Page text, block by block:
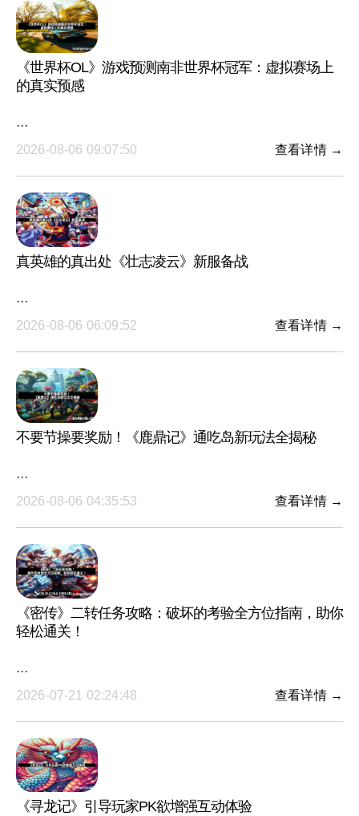
《世界杯OL》游戏预测南非世界杯冠军：虚拟赛场上
的真实预感
···
2026-08-06 09:07:50
查看详情 →
真英雄的真出处《壮志凌云》新服备战
···
2026-08-06 06:09:52
查看详情 →
不要节操要奖励！《鹿鼎记》通吃岛新玩法全揭秘
···
2026-08-06 04:35:53
查看详情 →
《密传》二转任务攻略：破坏的考验全方位指南，助你
轻松通关！
···
2026-07-21 02:24:48
查看详情 →
《寻龙记》引导玩家PK欲增强互动体验